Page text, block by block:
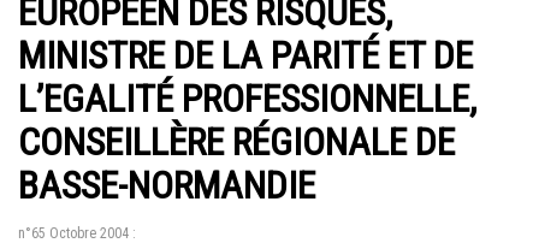
Statuts de l’association
Vie de l’association
Calendrier des activités
Assemblées générales
Comptes rendus mensuels
Rapports moraux
Rapports financiers
Nous rejoindre
EUROPÉEN DES RISQUES,
MINISTRE DE LA PARITÉ ET DE
L’EGALITÉ PROFESSIONNELLE,
CONSEILLÈRE RÉGIONALE DE
BASSE-NORMANDIE
n°65 Octobre 2004 :